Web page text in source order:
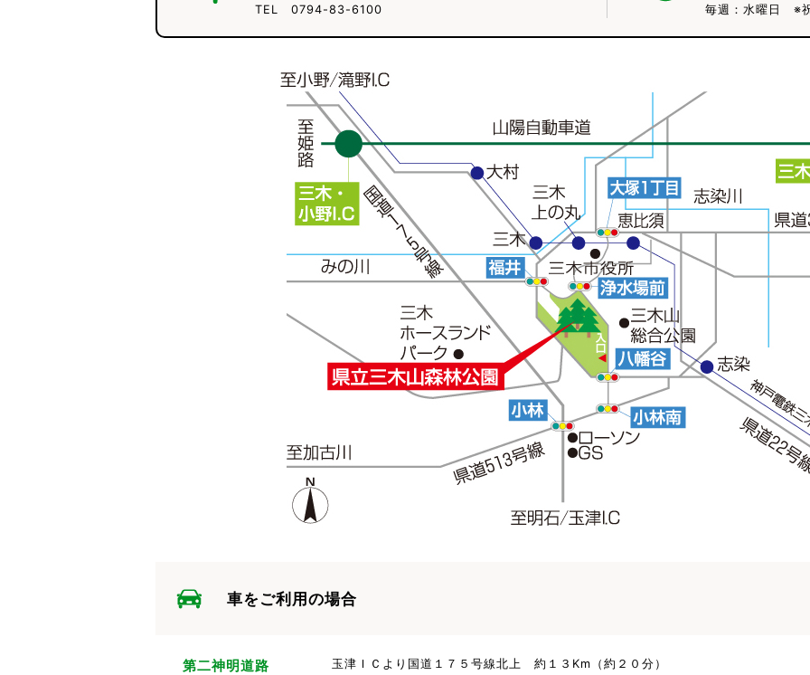
TEL 0794-83-6100
毎週：水曜日 ※
車をご利用の場合
第二神明道路 玉津ＩＣより国道１７５号線北上 約１３Km（約２０分）